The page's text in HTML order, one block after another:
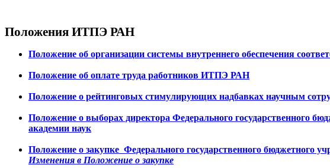
Положения ИТПЭ РАН
Положение об организации системы внутреннего обеспечения
Положение об оплате труда работников ИТПЭ РАН
Положение о рейтинговых стимулирующих надбавках научным
Положение о выборах директора Федерального государственного
академии наук
Положение о закупке Федерального государственного бюджетного
Изменения в Положение о закупке